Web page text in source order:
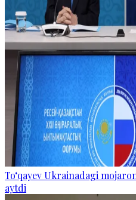
To‘qayev Ukrainadagi
aytdi